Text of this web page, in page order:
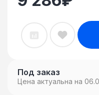
Под заказ
Цена актуальна на